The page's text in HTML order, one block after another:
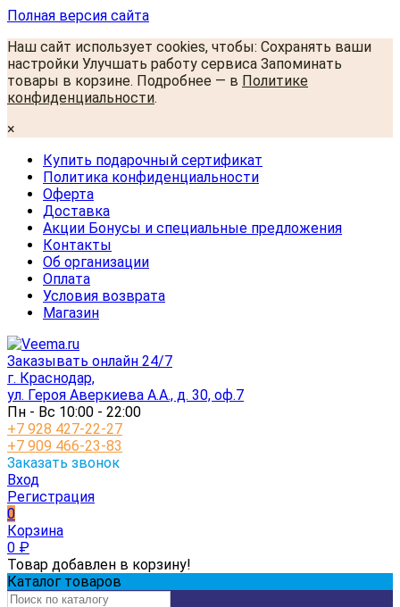
Полная версия сайта
Наш сайт использует cookies, чтобы: Сохранять ваши
настройки Улучшать работу сервиса Запоминать
товары в корзине. Подробнее — в Политике
конфиденциальности.
×
Купить подарочный сертификат
Политика конфиденциальности
Оферта
Доставка
Акции Бонусы и специальные предложения
Контакты
Об организации
Оплата
Условия возврата
Магазин
Заказывать онлайн 24/7
г. Краснодар,
ул. Героя Аверкиева А.А., д. 30, оф.7
Пн - Вс 10:00 - 22:00
+7 928 427-22-27
+7 909 466-23-83
Заказать звонок
Вход
Регистрация
0
Корзина
0 ₽
Товар добавлен в корзину!
Каталог товаров